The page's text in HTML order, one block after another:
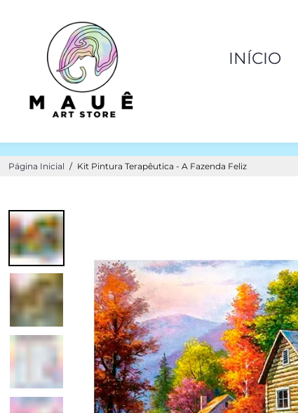
INÍCIO
Página Inicial / Kit Pintura Terapêutica - A Fazenda Feliz